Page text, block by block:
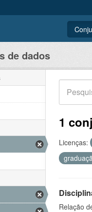
de dados
1
Licenças:
Relação